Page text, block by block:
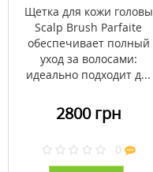
Щетка для кожи головы
Scalp Brush Parfaite
обеспечивает полный
уход за волосами:
идеально подходит д...
2800 грн
0